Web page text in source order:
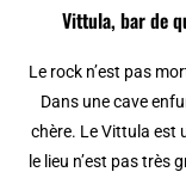
Vittula, bar de
Le rock n’est pas
Dans une cave
chère. Le Vittula est
le lieu n’est pas très